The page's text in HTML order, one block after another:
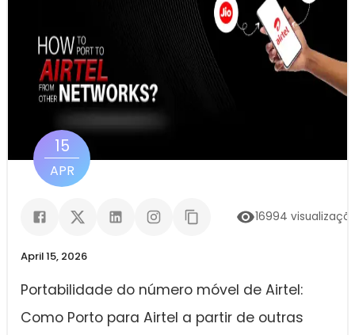
15
APR
16994
April 15, 2026
Portabilidade do número móvel de Airtel:
Como Porto para Airtel a partir de outras